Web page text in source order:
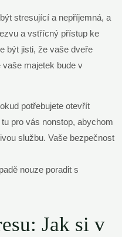
stresující a nepříjemná, a
a vstřícný přístup ke
být jisti, že vaše dveře
vaše majetek bude v
potřebujete otevřít
pro vás nonstop, abychom
službu. Vaše bezpečnost
Jak si v